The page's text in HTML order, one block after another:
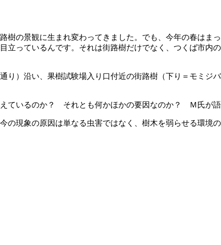
樹の景観に生まれ変わってきました。でも、今年の春はま
立っているんです。それは街路樹だけでなく、つくば市内
り）沿い、果樹試験場入り口付近の街路樹（下り＝モミジ
ているのか？ それとも何かほかの要因なのか？ Ｍ氏が
の現象の原因は単なる虫害ではなく、樹木を弱らせる環境